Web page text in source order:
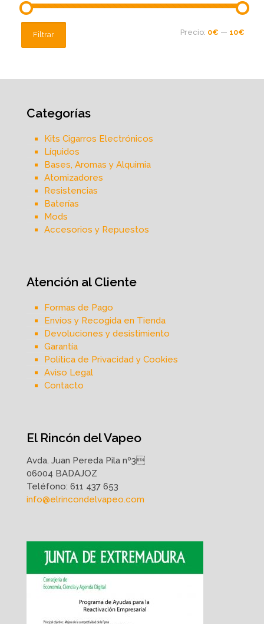
Precio
mínimo
Precio
máximo
Filtrar Precio: 0€ — 10€
Categorías
Kits Cigarros Electrónicos
Líquidos
Bases, Aromas y Alquimia
Atomizadores
Resistencias
Baterías
Mods
Accesorios y Repuestos
Atención al Cliente
Formas de Pago
Envíos y Recogida en Tienda
Devoluciones y desistimiento
Garantía
Política de Privacidad y Cookies
Aviso Legal
Contacto
El Rincón del Vapeo
Avda. Juan Pereda Pila nº3
06004 BADAJOZ
Teléfono: 611 437 653
info@elrincondelvapeo.com